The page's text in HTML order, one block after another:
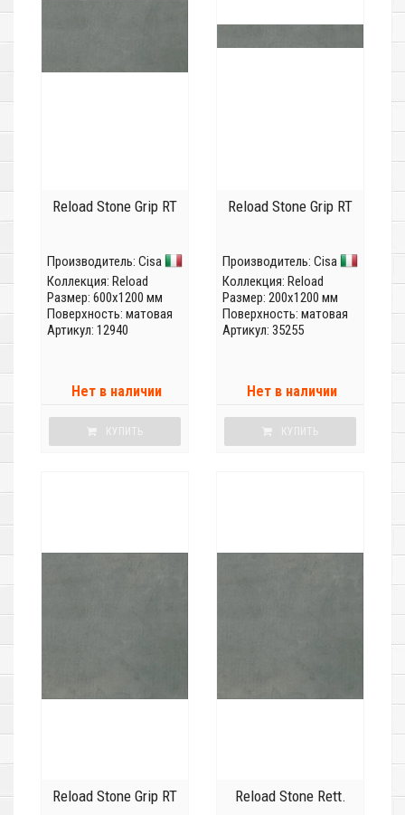
Reload Stone Grip RT
Производитель: Cisa
Коллекция: Reload
Размер: 600x1200 мм
Поверхность: матовая
Артикул: 12940
Нет в наличии
КУПИТЬ
Reload Stone Grip RT
Производитель: Cisa
Коллекция: Reload
Размер: 200x1200 мм
Поверхность: матовая
Артикул: 35255
Нет в наличии
КУПИТЬ
Reload Stone Grip RT Reload Stone Rett.